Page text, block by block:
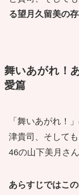
る望月久留美の
舞いあがれ！
愛篇
「舞いあがれ！
津貴司、そして
46の山下美月さ
あらすじではこ